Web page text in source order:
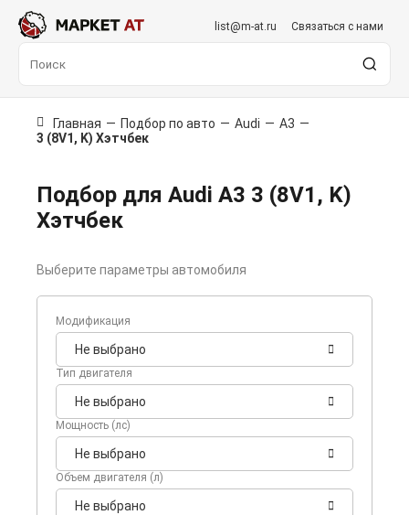
list@m-at.ru Связаться с нами
Главная — Подбор по авто — Audi — A3 —
3 (8V1, K) Хэтчбек
Подбор для Audi A3 3 (8V1, K)
Хэтчбек
Выберите параметры автомобиля
Модификация
Не выбрано
Тип двигателя
Не выбрано
Мощность (лс)
Не выбрано
Объем двигателя (л)
Не выбрано